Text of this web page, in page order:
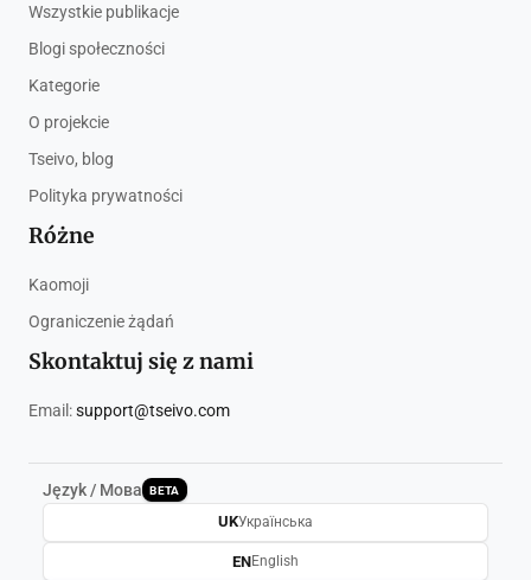
Wszystkie publikacje
Blogi społeczności
Kategorie
O projekcie
Tseivo, blog
Polityka prywatności
Różne
Kaomoji
Ograniczenie żądań
Skontaktuj się z nami
Email:support@tseivo.com
Język / Мова BETA
UKУкраїнська
ENEnglish